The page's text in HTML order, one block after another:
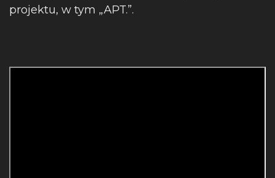
projektu, w tym „APT.”.